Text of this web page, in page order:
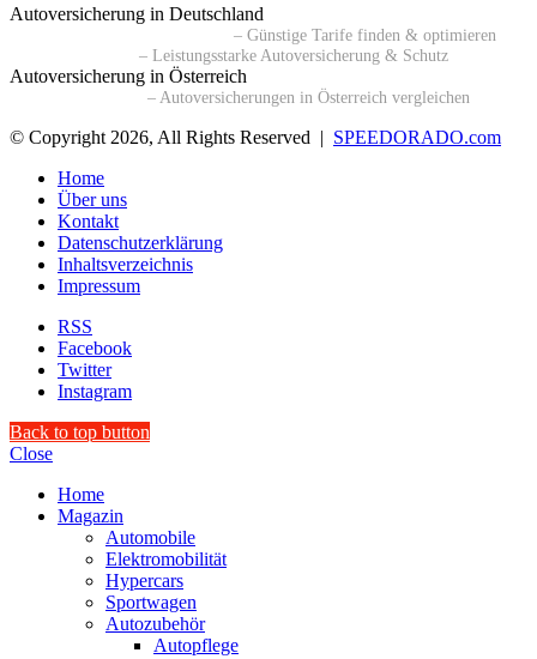
Autoversicherung in Deutschland
– Günstige Tarife finden & optimieren
– Leistungsstarke Autoversicherung & Schutz
Autoversicherung in Österreich
– Autoversicherungen in Österreich vergleichen
© Copyright 2026, All Rights Reserved | SPEEDORADO.com
Home
Über uns
Kontakt
Datenschutzerklärung
Inhaltsverzeichnis
Impressum
RSS
Facebook
Twitter
Instagram
Back to top button
Close
Home
Magazin
Automobile
Elektromobilität
Hypercars
Sportwagen
Autozubehör
Autopflege